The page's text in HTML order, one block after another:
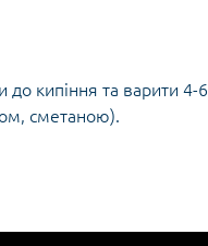
кипіння та варити 4-6
сметаною).